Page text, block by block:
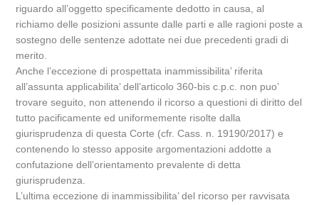
riguardo all’oggetto specificamente dedotto in causa, al
richiamo delle posizioni assunte dalle parti e alle ragioni poste a
sostegno delle sentenze adottate nei due precedenti gradi di
merito.
Anche l’eccezione di prospettata inammissibilita’ riferita
all’assunta applicabilita’ dell’articolo 360-bis c.p.c. non puo’
trovare seguito, non attenendo il ricorso a questioni di diritto del
tutto pacificamente ed uniformemente risolte dalla
giurisprudenza di questa Corte (cfr. Cass. n. 19190/2017) e
contenendo lo stesso apposite argomentazioni addotte a
confutazione dell’orientamento prevalente di detta
giurisprudenza.
L’ultima eccezione di inammissibilita’ del ricorso per ravvisata